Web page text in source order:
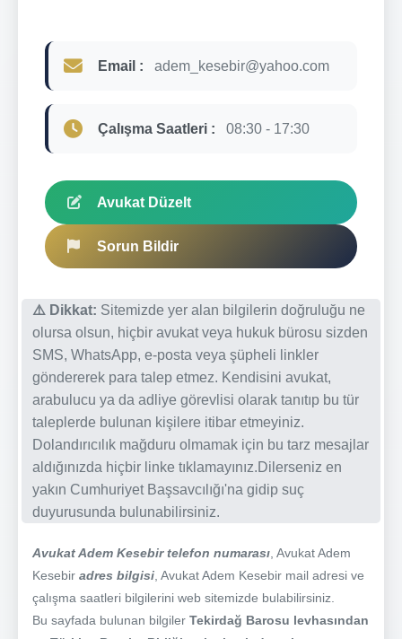
Email : adem_kesebir@yahoo.com
Çalışma Saatleri : 08:30 - 17:30
Avukat Düzelt
Sorun Bildir
⚠️ Dikkat: Sitemizde yer alan bilgilerin doğruluğu ne
olursa olsun, hiçbir avukat veya hukuk bürosu sizden
SMS, WhatsApp, e-posta veya şüpheli linkler
göndererek para talep etmez. Kendisini avukat,
arabulucu ya da adliye görevlisi olarak tanıtıp bu tür
taleplerde bulunan kişilere itibar etmeyiniz.
Dolandırıcılık mağduru olmamak için bu tarz mesajlar
aldığınızda hiçbir linke tıklamayınız.Dilerseniz en
yakın Cumhuriyet Başsavcılığı'na gidip suç
duyurusunda bulunabilirsiniz.
Avukat Adem Kesebir telefon numarası , Avukat Adem
Kesebir adres bilgisi , Avukat Adem Kesebir mail adresi ve
çalışma saatleri bilgilerini web sitemizde bulabilirsiniz.
Bu sayfada bulunan bilgiler Tekirdağ Barosu levhasından